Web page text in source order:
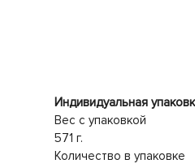
Индивидуальная
Вес с упаковкой
571 г.
Количество в упаковке